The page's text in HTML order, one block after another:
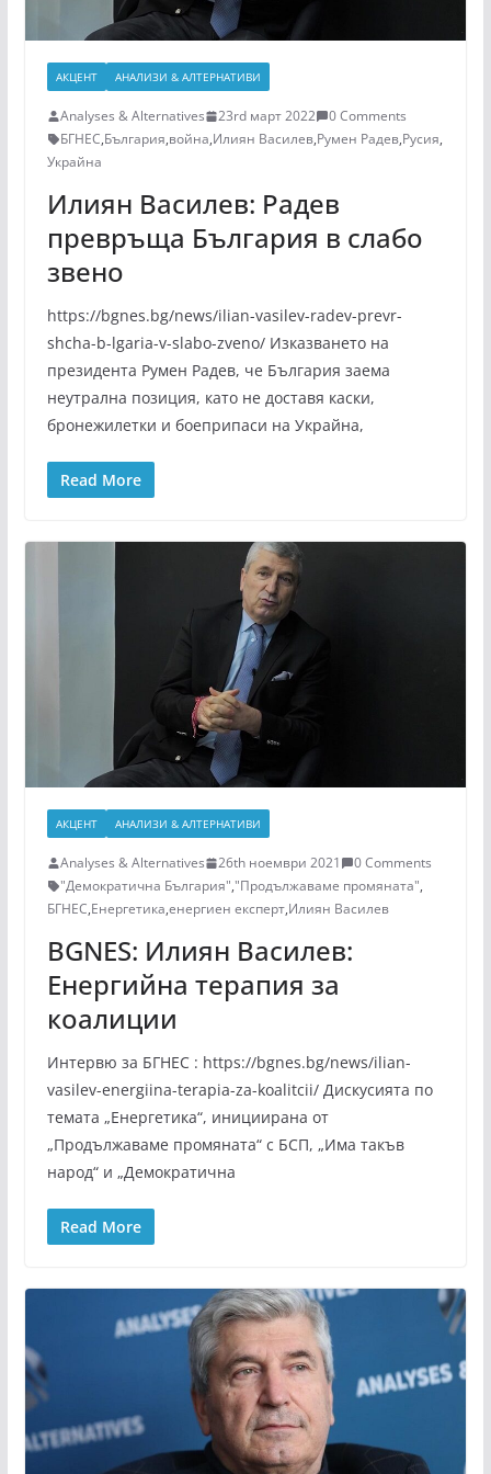
АКЦЕНТ АНАЛИЗИ & АЛТЕРНАТИВИ
Analyses & Alternatives 23rd март 2022
0 Comments
БГНЕС,България,война,Илиян Василев,Румен Радев,Русия,
Украйна
Илиян Василев: Радев
превръща България в слабо
звено
https://bgnes.bg/news/ilian-vasilev-radev-prevr-
shcha-b-lgaria-v-slabo-zveno/ Изказването на
президента Румен Радев, че България заема
неутрална позиция, като не доставя каски,
бронежилетки и боеприпаси на Украйна,
Read More
АКЦЕНТ АНАЛИЗИ & АЛТЕРНАТИВИ
Analyses & Alternatives 26th ноември 2021
0 Comments
"Демократична България","Продължаваме промяната",
БГНЕС,Енергетика,енергиен експерт,Илиян Василев
BGNES: Илиян Василев:
Енергийна терапия за
коалиции
Интервю за БГНЕС : https://bgnes.bg/news/ilian-
vasilev-energiina-terapia-za-koalitcii/ Дискусията по
темата „Енергетика“, инициирана от
„Продължаваме промяната“ с БСП, „Има такъв
народ“ и „Демократична
Read More